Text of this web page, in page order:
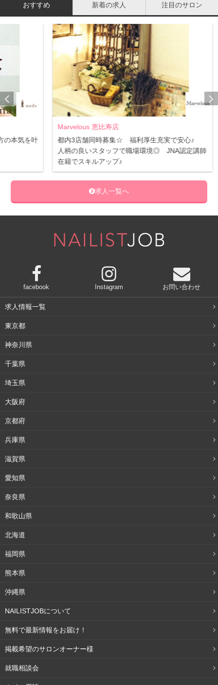
おすすめ 新着の求人 注目のサロン
叶
Marvelous 恵比寿店
都内3店舗同時募集☆ 福利厚生充実で安心♪
人柄の良いスタッフで職場環境◎ JNA認定講師
在籍でスキルアップ♪
研
求人一覧へ
facebook Instagram お問い合わせ
求人情報一覧
東京都
神奈川県
千葉県
埼玉県
大阪府
京都府
兵庫県
滋賀県
愛知県
奈良県
和歌山県
北海道
福岡県
熊本県
沖縄県
NAILISTJOBについて
無料で最新情報をお届け！
掲載希望のサロンオーナー様
就職相談会